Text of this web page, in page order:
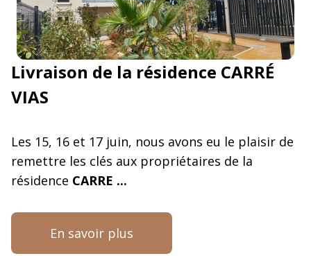
Livraison de la résidence CARRÉ
VIAS
Les 15, 16 et 17 juin, nous avons eu le plaisir de
remettre les clés aux propriétaires de la
résidence CARRE ...
En savoir plus